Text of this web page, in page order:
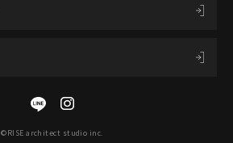
©RISE architect studio inc.